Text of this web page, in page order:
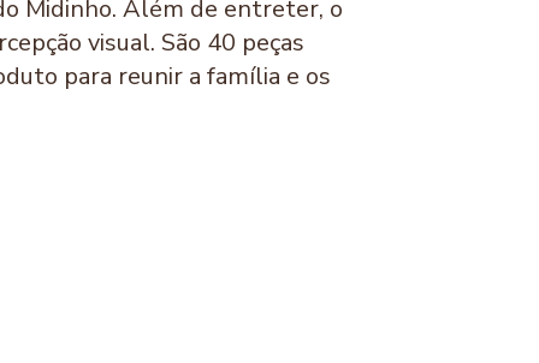
Midinho. Além de entreter, o
visual. São 40 peças
para reunir a família e os